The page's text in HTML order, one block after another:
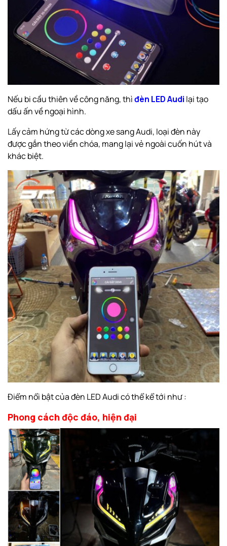
Nếu bi cầu thiên về công năng, thìđèn LED Audi lại tạo
dấu ấn về ngoại hình.
Lấy cảm hứng từ các dòng xe sang Audi, loại đèn này
được gắn theo viền chóa, mang lại vẻ ngoài cuốn hút và
khác biệt.
Điểm nổi bật của đèn LED Audi có thể kể tới như :
Phong cách độc đáo, hiện đại